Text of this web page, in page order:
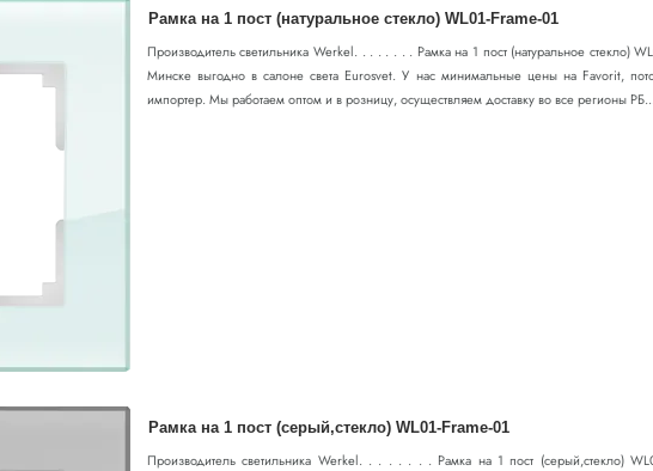
Рамка на 1 пост (натуральное стекло) WL01-Frame-01
Производитель светильника Werkel. . . . . . . . Рамка на 1 пост (натуральное стекло)
Минске выгодно в салоне света Eurosvet. У нас минимальные цены на Favorit,
импортер. Мы работаем оптом и в розницу, осуществляем доставку во все регионы
Рамка на 1 пост (серый,стекло) WL01-Frame-01
Производитель светильника Werkel. . . . . . . . Рамка на 1 пост (серый,стекло)